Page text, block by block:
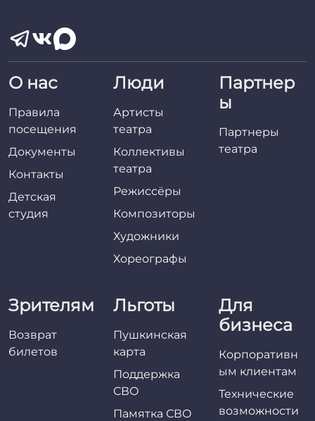
О нас
Правила
посещения
Документы
Контакты
Детская
студия
Люди
Артисты
театра
Коллективы
театра
Режиссёры
Композиторы
Художники
Хореографы
Партнер
ы
Партнеры
театра
Зрителям
Возврат
билетов
Льготы
Пушкинская
карта
Поддержка
СВО
Памятка СВО
Для
бизнеса
Корпоративн
ым клиентам
Технические
возможности